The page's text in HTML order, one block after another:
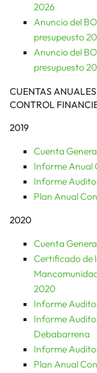
2026
Anuncio del
presupeusto
Anuncio del
presupuesto
CUENTAS
CONTROL
2019
Cuenta
Informe Anual
Informe
Plan Anual
2020
Cuenta
Certificado de
2020
Informe
Informe
Debabarrena
Informe
Plan Anual